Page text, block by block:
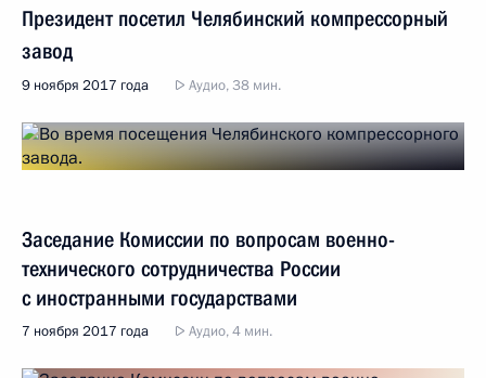
Президент посетил Челябинский компрессорный
завод
9 ноября 2017 года Аудио, 38 мин.
Заседание Комиссии по вопросам военно-
технического сотрудничества России
с иностранными государствами
7 ноября 2017 года Аудио, 4 мин.